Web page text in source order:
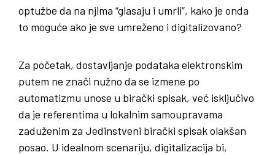
optužbe da na njima “glasaju i umrli”, kako je onda
to moguće ako je sve umreženo i digitalizovano?
Za početak, dostavljanje podataka elektronskim
putem ne znači nužno da se izmene po
automatizmu unose u birački spisak, već isključivo
da je referentima u lokalnim samoupravama
zaduženim za Jedinstveni birački spisak olakšan
posao. U idealnom scenariju, digitalizacija bi,